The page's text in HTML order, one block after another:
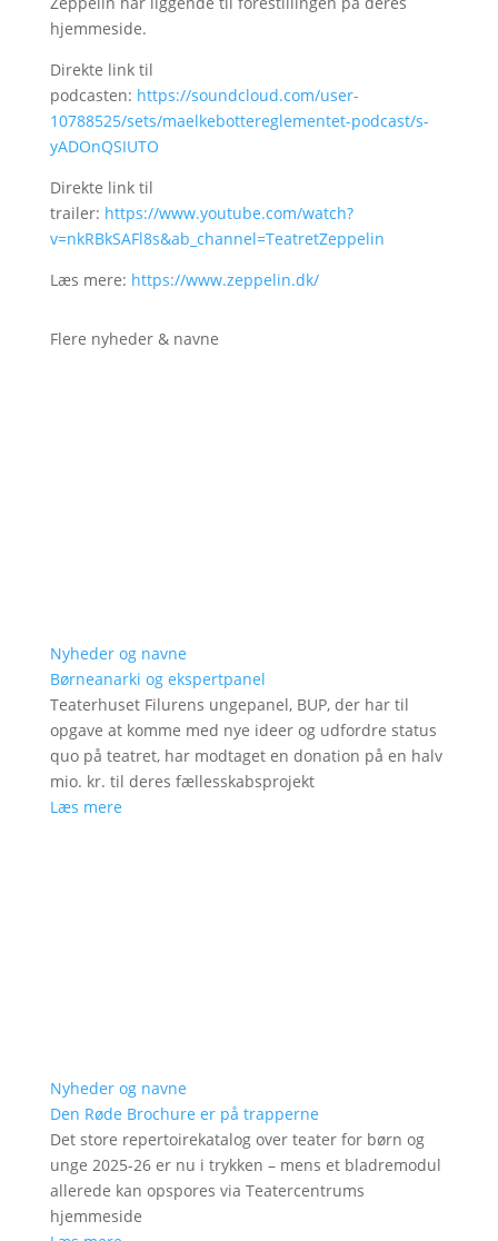
hjemmeside.
Direkte link til
podcasten: https://soundcloud.com/user-
10788525/sets/maelkebottereglementet-podcast/s-
yADOnQSIUTO
Direkte link til
trailer: https://www.youtube.com/watch?
v=nkRBkSAFl8s&ab_channel=TeatretZeppelin
Læs mere: https://www.zeppelin.dk/
Flere nyheder & navne
Nyheder og navne
Børneanarki og ekspertpanel
Teaterhuset Filurens ungepanel, BUP, der har til
opgave at komme med nye ideer og udfordre status
quo på teatret, har modtaget en donation på en halv
mio. kr. til deres fællesskabsprojekt
Læs mere
Nyheder og navne
Den Røde Brochure er på trapperne
Det store repertoirekatalog over teater for børn og
unge 2025-26 er nu i trykken – mens et bladremodul
allerede kan opspores via Teatercentrums
hjemmeside